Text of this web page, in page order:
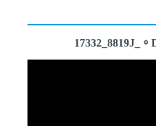
17332_8819J_